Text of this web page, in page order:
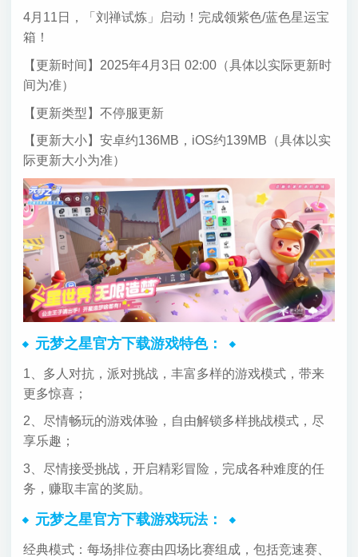
4月11日，「刘禅试炼」启动！完成领紫色/蓝色星运宝
箱！
【更新时间】2025年4月3日 02:00（具体以实际更新时
间为准）
【更新类型】不停服更新
【更新大小】安卓约136MB，iOS约139MB（具体以实
际更新大小为准）
元梦之星官方下载游戏特色：
1、多人对抗，派对挑战，丰富多样的游戏模式，带来
更多惊喜；
2、尽情畅玩的游戏体验，自由解锁多样挑战模式，尽
享乐趣；
3、尽情接受挑战，开启精彩冒险，完成各种难度的任
务，赚取丰富的奖励。
元梦之星官方下载游戏玩法：
经典模式：每场排位赛由四场比赛组成，包括竞速赛、